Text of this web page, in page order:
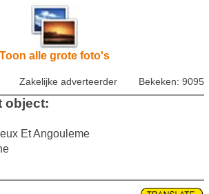
Toon alle grote foto's
Zakelijke adverteerder Bekeken: 9095
object:
Et Angouleme